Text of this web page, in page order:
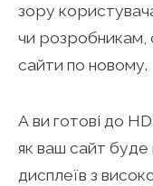
зору
чи
сайти по новому.
А ви готові до
як ваш сайт буде
дисплеїв з